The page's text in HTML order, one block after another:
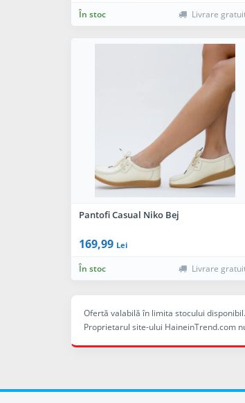
În stoc Livrare
Pantofi Casual Niko Bej
169,99 Lei
În stoc Livrare
Ofertă valabilă în limita stocului
Proprietarul site-ului HaineinTrend.com